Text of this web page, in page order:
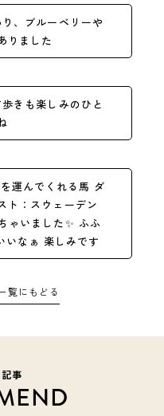
、ブルーベリーや
りました
きも楽しみのひと
運んでくれる馬 ダ
ト：スウェーデン
ゃいました✨ ふふ
いなぁ 楽しみです
覧にもどる
事